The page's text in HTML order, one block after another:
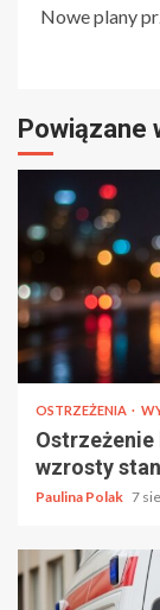
Nowe plany
Powiązane
OSTRZEŻENIA
wzrosty
Paulina Polak 7